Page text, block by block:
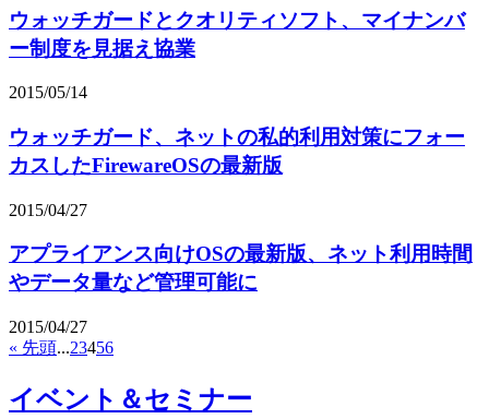
ウォッチガードとクオリティソフト、マイナンバ
ー制度を見据え協業
2015/05/14
ウォッチガード、ネットの私的利用対策にフォー
カスしたFirewareOSの最新版
2015/04/27
アプライアンス向けOSの最新版、ネット利用時間
やデータ量など管理可能に
2015/04/27
« 先頭...23456
イベント＆セミナー